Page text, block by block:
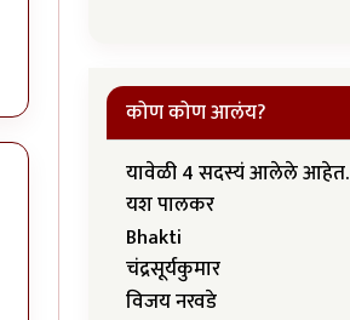
कोण कोण आलंय?
यावेळी 4 सदस्यं आलेले आहेत.
यश पालकर
Bhakti
चंद्रसूर्यकुमार
विजय नरवडे